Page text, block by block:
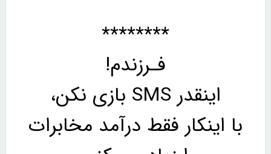
********
فـرزندم!
اینقدر SMS بازی نکن،
با اینکار فقط درآمد مخابرات